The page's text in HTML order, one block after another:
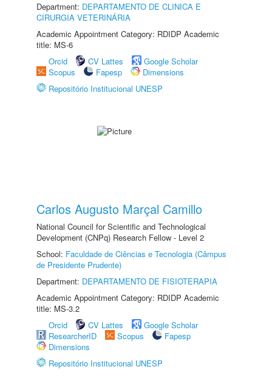
Department: DEPARTAMENTO DE CLINICA E
CIRURGIA VETERINÁRIA
Academic Appointment Category: RDIDP Academic
title: MS-6
Orcid
CV Lattes
Google Scholar
Scopus
Fapesp
Dimensions
Repositório Institucional UNESP
Carlos Augusto Marçal Camillo
National Council for Scientific and Technological
Development (CNPq) Research Fellow - Level 2
School: Faculdade de Ciências e Tecnologia (Câmpus
de Presidente Prudente)
Department: DEPARTAMENTO DE FISIOTERAPIA
Academic Appointment Category: RDIDP Academic
title: MS-3.2
Orcid
CV Lattes
Google Scholar
ResearcherID
Scopus
Fapesp
Dimensions
Repositório Institucional UNESP